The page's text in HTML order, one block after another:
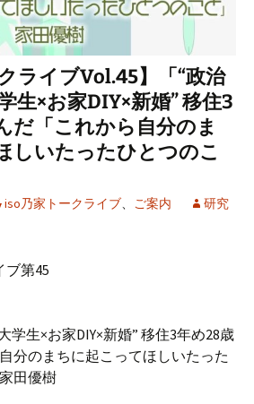
ライブVol.45】「“政治
生×お家DIY×新婚” 移住3
だ「これから自分のま
しいたったひとつのこ
iso乃家トークライブ、 ご案内
研究
ブ第45
!
学生×お家DIY×新婚” 移住3年め28歳
分のまちに起こってほしいたった
田優樹